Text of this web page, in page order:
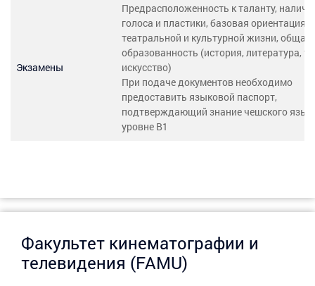
Экзамены
Предрасположенность к таланту,
голоса и пластики, базовая ориентация в
театральной и культурной жизни, общая
образованность (история, литература,
искусство)
При подаче документов необходимо
предоставить языковой паспорт,
подтверждающий знание чешского
уровне В1
Факультет кинематографии и
телевидения (FAMU)